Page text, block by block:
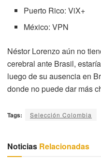
Puerto Rico: ViX+
México: VPN
Néstor Lorenzo aún no
cerebral ante Brasil,
luego de su ausencia en
donde no puede dar más
Tags: Selección Colombia
Noticias Relacionadas